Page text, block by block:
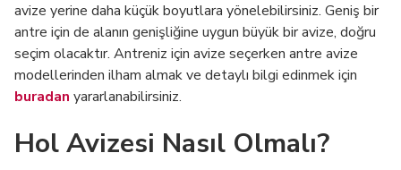
avize yerine daha küçük boyutlara yönelebilirsiniz. Geniş bir
antre için de alanın genişliğine uygun büyük bir avize, doğru
seçim olacaktır. Antreniz için avize seçerken antre avize
modellerinden ilham almak ve detaylı bilgi edinmek için
buradan yararlanabilirsiniz.
Hol Avizesi Nasıl Olmalı?